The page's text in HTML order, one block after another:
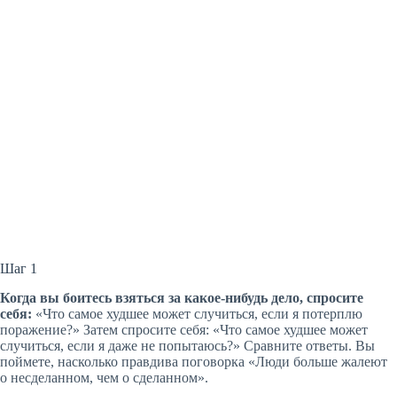
Шаг 1
Когда вы боитесь взяться за какое-нибудь дело, спросите
себя: «Что самое худшее может случиться, если я потерплю
поражение?» Затем спросите себя: «Что самое худшее может
случиться, если я даже не попытаюсь?» Сравните ответы. Вы
поймете, насколько правдива поговорка «Люди больше жалеют
о несделанном, чем о сделанном».